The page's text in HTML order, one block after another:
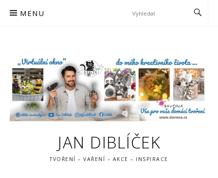
MENU
JAN DIBLÍČEK
TVOŘENÍ – VAŘENÍ – AKCE – INSPIRACE